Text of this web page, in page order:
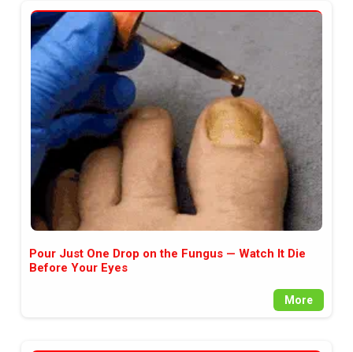
Pour Just One Drop on the Fungus — Watch It Die
Before Your Eyes
More